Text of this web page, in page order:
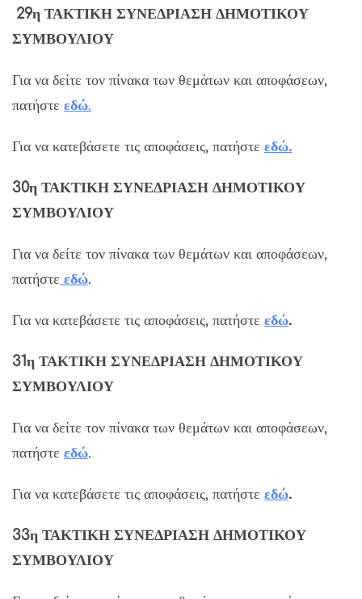
29η ΤΑΚΤΙΚΗ ΣΥΝΕΔΡΙΑΣΗ ΔΗΜΟΤΙΚΟΥ
ΣΥΜΒΟΥΛΙΟΥ
Για να δείτε τον πίνακα των θεμάτων και αποφάσεων,
πατήστε εδώ.
Για να κατεβάσετε τις αποφάσεις, πατήστε εδώ.
30η ΤΑΚΤΙΚΗ ΣΥΝΕΔΡΙΑΣΗ ΔΗΜΟΤΙΚΟΥ
ΣΥΜΒΟΥΛΙΟΥ
Για να δείτε τον πίνακα των θεμάτων και αποφάσεων,
πατήστε εδώ.
Για να κατεβάσετε τις αποφάσεις, πατήστε εδώ.
31η ΤΑΚΤΙΚΗ ΣΥΝΕΔΡΙΑΣΗ ΔΗΜΟΤΙΚΟΥ
ΣΥΜΒΟΥΛΙΟΥ
Για να δείτε τον πίνακα των θεμάτων και αποφάσεων,
πατήστε εδώ.
Για να κατεβάσετε τις αποφάσεις, πατήστε εδώ.
33η ΤΑΚΤΙΚΗ ΣΥΝΕΔΡΙΑΣΗ ΔΗΜΟΤΙΚΟΥ
ΣΥΜΒΟΥΛΙΟΥ